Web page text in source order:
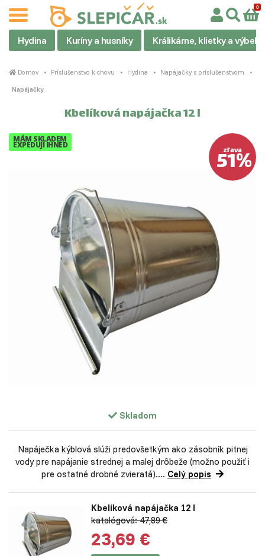
Hydina Kuríny a husníky Králikárne, klietky a výbehy
Domov Príslušenstvo k chovu Hydina Napájačky s príslušenstvom
Napájačky
Kbelíková napájačka 12 l
zľava
51%
MÁM SKLADEM
EXPEDUJI IHNED
Skladom
Napáječka kýblová slúži predovšetkým ako zásobník pitnej
vody pre napájanie strednej a malej drôbeže (možno použiť i
pre ostatné drobné zvieratá).... Celý popis
Kbelíková napájačka 12 l
katalógová: 47,89 €
23,69 €